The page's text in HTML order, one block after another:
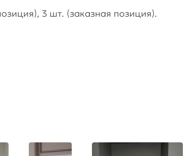
3 шт. (заказная позиция).